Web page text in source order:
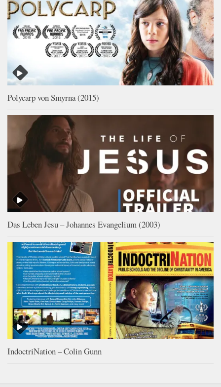
Polycarp von Smyrna (2015)
Das Leben Jesu – Johannes Evangelium (2003)
IndoctriNation – Colin Gunn